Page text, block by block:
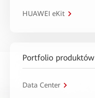
HUAWEI eKit
Portfolio produktów
Data Center